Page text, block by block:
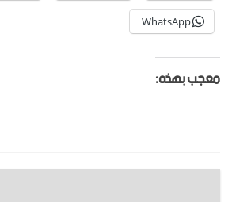
WhatsApp
معجب بهذه: